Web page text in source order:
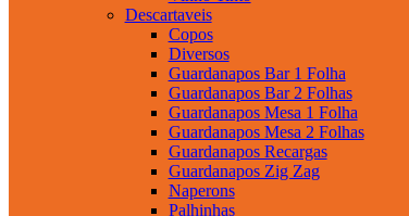
Descartaveis
Copos
Diversos
Guardanapos Bar 1 Folha
Guardanapos Bar 2 Folhas
Guardanapos Mesa 1 Folha
Guardanapos Mesa 2 Folhas
Guardanapos Recargas
Guardanapos Zig Zag
Naperons
Palhinhas